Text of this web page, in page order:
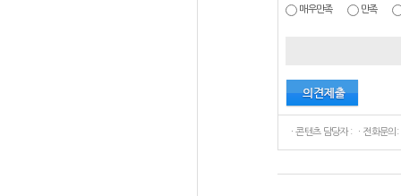
매우만족 만족
ㆍ콘텐츠 담당자 : ㆍ전화문의: